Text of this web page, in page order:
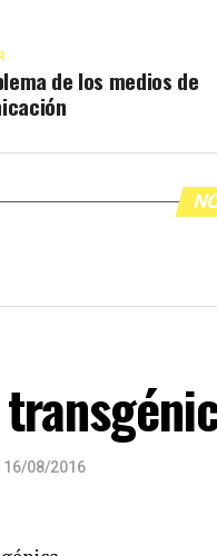
de los medios de
16/08/2016